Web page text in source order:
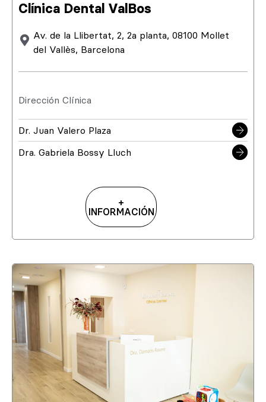
Clínica Dental ValBos
Av. de la Llibertat, 2, 2a planta, 08100 Mollet
del Vallès, Barcelona
Dirección Clínica
Dr. Juan Valero Plaza
Dra. Gabriela Bossy Lluch
+
INFORMACIÓN